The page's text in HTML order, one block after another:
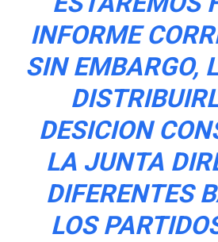
INFORME
SIN EMBARGO,
DESICION
LA JUNTA
DIFERENTES
LOS